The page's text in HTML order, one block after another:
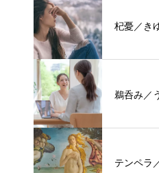
杞憂／き
鵜呑み／
テンペラ